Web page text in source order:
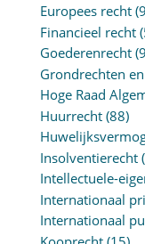
Europees recht
Financieel recht
Goederenrecht
Grondrechten
Hoge Raad
Huurrecht(88)
Insolventierecht
Intellectuele-
Internationaal
Internationaal